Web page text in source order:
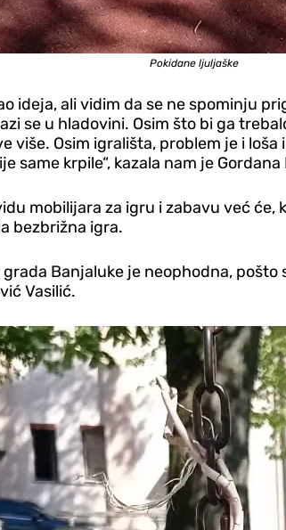
Pokidane ljuljaške
ideja, ali vidim da se ne spominju
se u hladovini. Osim što bi ga
više. Osim igrališta, problem je i
same krpile“, kazala nam je Gordana
mobilijara za igru i zabavu već
bezbrižna igra.
Banjaluke je neophodna,
Vasilić.